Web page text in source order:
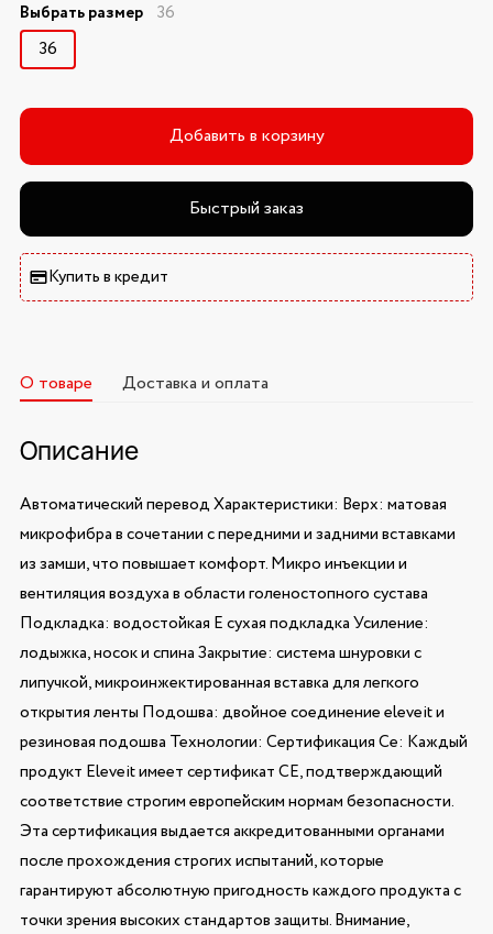
Выбрать размер 36
36
Добавить в корзину
Быстрый заказ
Купить в кредит
О товаре Доставка и оплата
Описание
Автоматический перевод Характеристики: Верх: матовая
микрофибра в сочетании с передними и задними вставками
из замши, что повышает комфорт. Микро инъекции и
вентиляция воздуха в области голеностопного сустава
Подкладка: водостойкая E сухая подкладка Усиление:
лодыжка, носок и спина Закрытие: система шнуровки с
липучкой, микроинжектированная вставка для легкого
открытия ленты Подошва: двойное соединение eleveit и
резиновая подошва Технологии: Сертификация Ce: Каждый
продукт Eleveit имеет сертификат CE, подтверждающий
соответствие строгим европейским нормам безопасности.
Эта сертификация выдается аккредитованными органами
после прохождения строгих испытаний, которые
гарантируют абсолютную пригодность каждого продукта с
точки зрения высоких стандартов защиты. Внимание,